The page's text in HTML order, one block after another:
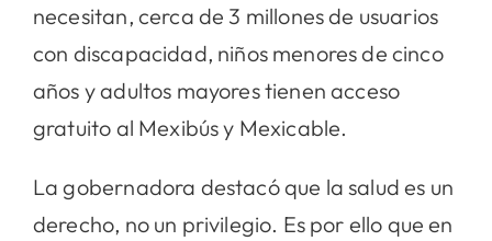
necesitan, cerca de 3 millones de usuarios
con discapacidad, niños menores de cinco
años y adultos mayores tienen acceso
gratuito al Mexibús y Mexicable.
La gobernadora destacó que la salud es un
derecho, no un privilegio. Es por ello que en